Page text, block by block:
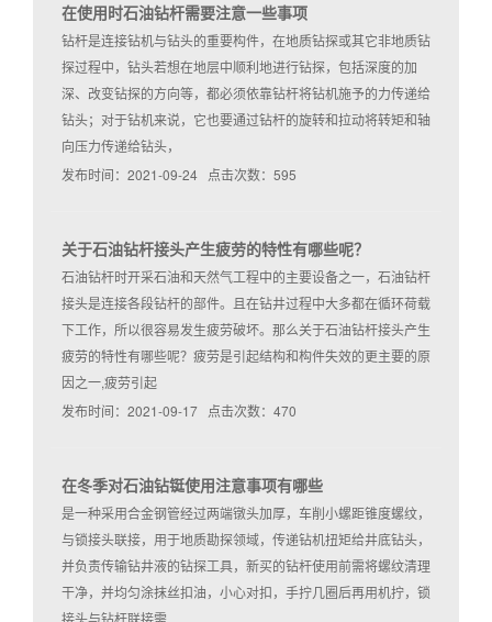
在使用时石油钻杆需要注意一些事项
钻杆是连接钻机与钻头的重要构件，在地质钻探或其它非地质钻
探过程中，钻头若想在地层中顺利地进行钻探，包括深度的加
深、改变钻探的方向等，都必须依靠钻杆将钻机施予的力传递给
钻头；对于钻机来说，它也要通过钻杆的旋转和拉动将转矩和轴
向压力传递给钻头，
发布时间：2021-09-24 点击次数：595
关于石油钻杆接头产生疲劳的特性有哪些呢？
石油钻杆时开采石油和天然气工程中的主要设备之一，石油钻杆
接头是连接各段钻杆的部件。且在钻井过程中大多都在循环荷载
下工作，所以很容易发生疲劳破坏。那么关于石油钻杆接头产生
疲劳的特性有哪些呢？疲劳是引起结构和构件失效的更主要的原
因之一,疲劳引起
发布时间：2021-09-17 点击次数：470
在冬季对石油钻铤使用注意事项有哪些
是一种采用合金钢管经过两端镦头加厚，车削小螺距锥度螺纹，
与锁接头联接，用于地质勘探领域，传递钻机扭矩给井底钻头，
并负责传输钻井液的钻探工具，新买的钻杆使用前需将螺纹清理
干净，并均匀涂抹丝扣油，小心对扣，手拧几圈后再用机拧，锁